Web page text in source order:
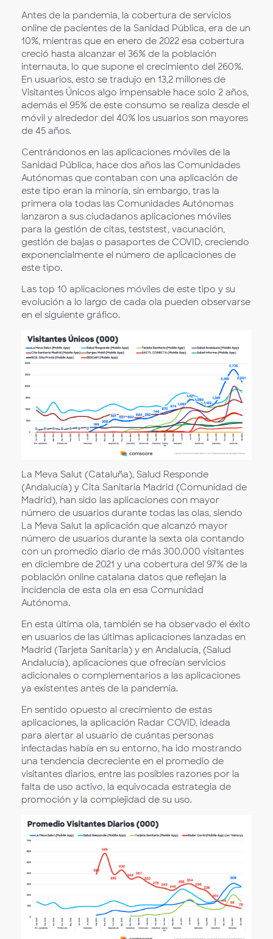
Antes de la pandemia, la cobertura de servicios
online de pacientes de la Sanidad Pública, era de un
10%, mientras que en enero de 2022 esa cobertura
creció hasta alcanzar el 36% de la población
internauta, lo que supone el crecimiento del 260%.
En usuarios, esto se tradujo en 13,2 millones de
Visitantes Únicos algo impensable hace solo 2 años,
además el 95% de este consumo se realiza desde el
móvil y alrededor del 40% los usuarios son mayores
de 45 años.
Centrándonos en las aplicaciones móviles de la
Sanidad Pública, hace dos años las Comunidades
Autónomas que contaban con una aplicación de
este tipo eran la minoría, sin embargo, tras la
primera ola todas las Comunidades Autónomas
lanzaron a sus ciudadanos aplicaciones móviles
para la gestión de citas, teststest, vacunación,
gestión de bajas o pasaportes de COVID, creciendo
exponencialmente el número de aplicaciones de
este tipo.
Las top 10 aplicaciones móviles de este tipo y su
evolución a lo largo de cada ola pueden observarse
en el siguiente gráfico.
La Meva Salut (Cataluña), Salud Responde
(Andalucía) y Cita Sanitaria Madrid (Comunidad de
Madrid), han sido las aplicaciones con mayor
número de usuarios durante todas las olas, siendo
La Meva Salut la aplicación que alcanzó mayor
número de usuarios durante la sexta ola contando
con un promedio diario de más 300.000 visitantes
en diciembre de 2021 y una cobertura del 97% de la
población online catalana datos que reflejan la
incidencia de esta ola en esa Comunidad
Autónoma.
En esta última ola, también se ha observado el éxito
en usuarios de las últimas aplicaciones lanzadas en
Madrid (Tarjeta Sanitaria) y en Andalucía, (Salud
Andalucía), aplicaciones que ofrecían servicios
adicionales o complementarios a las aplicaciones
ya existentes antes de la pandemia.
En sentido opuesto al crecimiento de estas
aplicaciones, la aplicación Radar COVID, ideada
para alertar al usuario de cuántas personas
infectadas había en su entorno, ha ido mostrando
una tendencia decreciente en el promedio de
visitantes diarios, entre las posibles razones por la
falta de uso activo, la equivocada estrategia de
promoción y la complejidad de su uso.